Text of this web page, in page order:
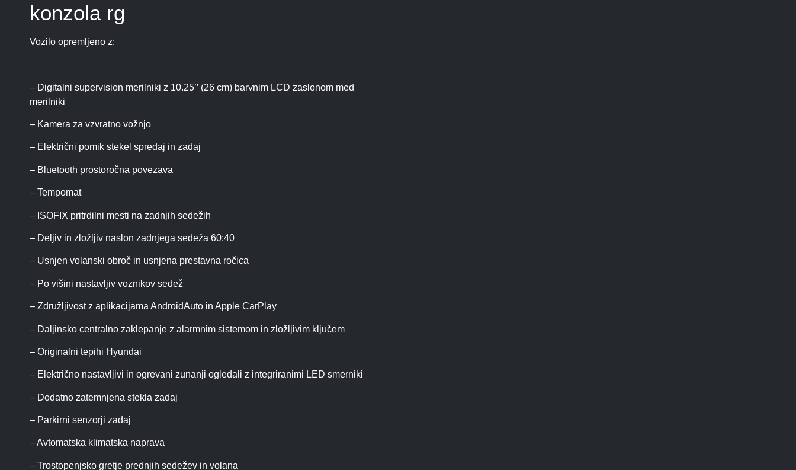
konzola rg
Vozilo opremljeno z:
– Digitalni supervision merilniki z 10.25’’ (26 cm) barvnim LCD zaslonom med
merilniki
– Kamera za vzvratno vožnjo
– Električni pomik stekel spredaj in zadaj
– Bluetooth prostoročna povezava
– Tempomat
– ISOFIX pritrdilni mesti na zadnjih sedežih
– Deljiv in zložljiv naslon zadnjega sedeža 60:40
– Usnjen volanski obroč in usnjena prestavna ročica
– Po višini nastavljiv voznikov sedež
– Združljivost z aplikacijama AndroidAuto in Apple CarPlay
– Daljinsko centralno zaklepanje z alarmnim sistemom in zložljivim ključem
– Originalni tepihi Hyundai
– Električno nastavljivi in ogrevani zunanji ogledali z integriranimi LED smerniki
– Dodatno zatemnjena stekla zadaj
– Parkirni senzorji zadaj
– Avtomatska klimatska naprava
– Trostopenjsko gretje prednjih sedežev in volana